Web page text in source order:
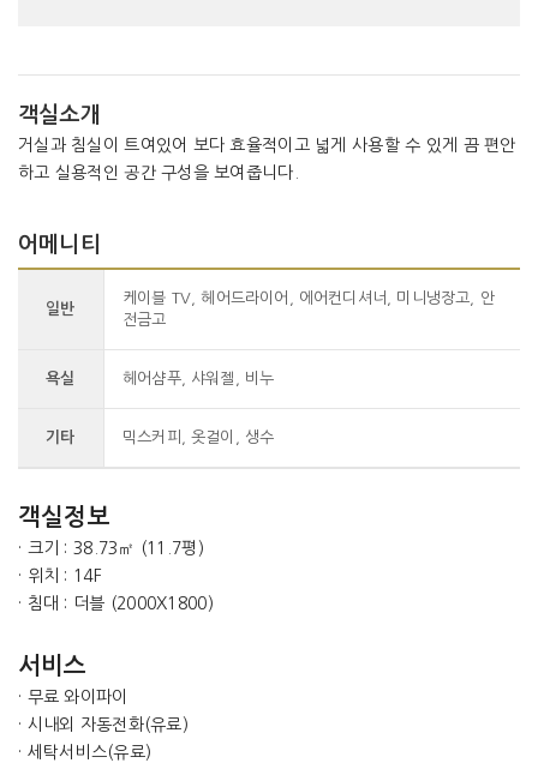
객실소개
거실과 침실이 트여있어 보다 효율적이고 넓게 사용할 수 있게 끔 편안
하고 실용적인 공간 구성을 보여줍니다.
어메니티
일반
케이블 TV, 헤어드라이어, 에어컨디셔너, 미니냉장고, 안
전금고
욕실 헤어샴푸, 샤워젤, 비누
기타 믹스커피, 옷걸이, 생수
객실정보
· 크기 : 38.73㎡ (11.7평)
· 위치 : 14F
· 침대 : 더블 (2000X1800)
서비스
· 무료 와이파이
· 시내외 자동전화(유료)
· 세탁서비스(유료)